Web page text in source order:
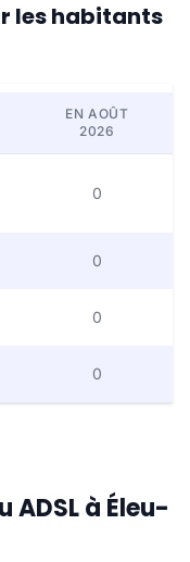
les habitants
EN AOÛT
2026
0
0
0
0
ADSL à Éleu-